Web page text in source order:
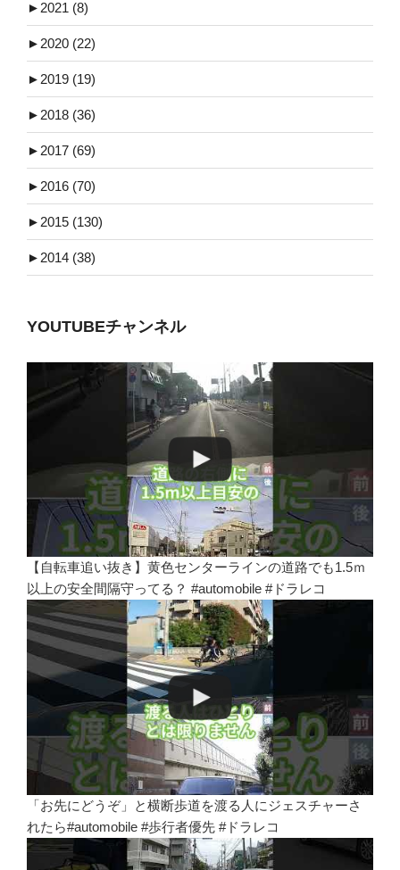
► 2021 (8)
► 2020 (22)
► 2019 (19)
► 2018 (36)
► 2017 (69)
► 2016 (70)
► 2015 (130)
► 2014 (38)
YOUTUBEチャンネル
【自転車追い抜き】黄色センターラインの道路でも1.5ｍ
以上の安全間隔守ってる？ #automobile #ドラレコ
「お先にどうぞ」と横断歩道を渡る人にジェスチャーさ
れたら#automobile #歩行者優先 #ドラレコ